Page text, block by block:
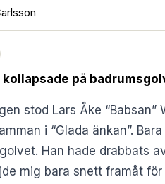
på
stod Lars Åke
i “Glada änkan”.
Han hade drabbats
mig bara snett framåt